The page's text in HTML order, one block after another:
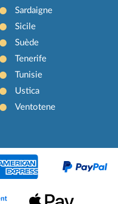
Sardaigne
Sicile
Suède
Tenerife
Tunisie
Ustica
Ventotene